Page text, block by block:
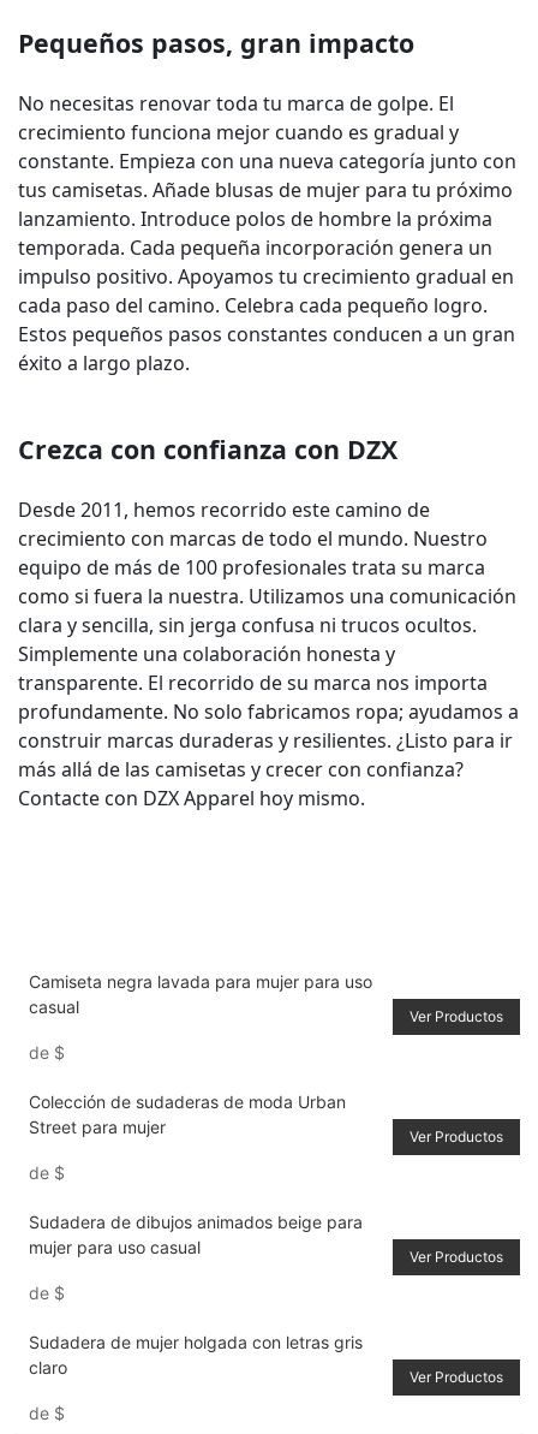
Pequeños pasos, gran impacto
No necesitas renovar toda tu marca de golpe. El
crecimiento funciona mejor cuando es gradual y
constante. Empieza con una nueva categoría junto con
tus camisetas. Añade blusas de mujer para tu próximo
lanzamiento. Introduce polos de hombre la próxima
temporada. Cada pequeña incorporación genera un
impulso positivo. Apoyamos tu crecimiento gradual en
cada paso del camino. Celebra cada pequeño logro.
Estos pequeños pasos constantes conducen a un gran
éxito a largo plazo.
Crezca con confianza con DZX
Desde 2011, hemos recorrido este camino de
crecimiento con marcas de todo el mundo. Nuestro
equipo de más de 100 profesionales trata su marca
como si fuera la nuestra. Utilizamos una comunicación
clara y sencilla, sin jerga confusa ni trucos ocultos.
Simplemente una colaboración honesta y
transparente. El recorrido de su marca nos importa
profundamente. No solo fabricamos ropa; ayudamos a
construir marcas duraderas y resilientes. ¿Listo para ir
más allá de las camisetas y crecer con confianza?
Contacte con DZX Apparel hoy mismo.
Camiseta negra lavada para mujer para uso
casual
de $
Ver Productos
Colección de sudaderas de moda Urban
Street para mujer
de $
Ver Productos
Sudadera de dibujos animados beige para
mujer para uso casual
de $
Ver Productos
Sudadera de mujer holgada con letras gris
claro
de $
Ver Productos